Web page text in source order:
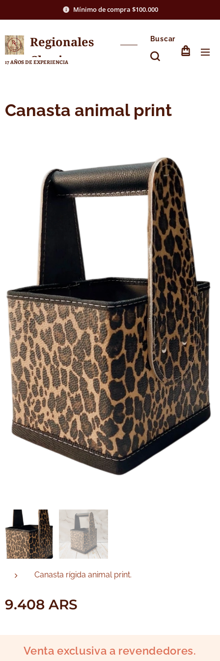
Mínimo de compra $100.000
Regionales
Chasico
17 AÑOS DE EXPERIENCIA
Buscar
Canasta animal print
Canasta rígida animal print.
9.408 ARS
Venta exclusiva a revendedores.